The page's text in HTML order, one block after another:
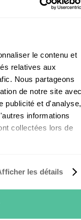
le contenu et
relatives aux
Nous partageons
de notre site
publicité et d'analyse,
informations
collectées lors de
les détails
de
adresser à des
plus
rappelons.